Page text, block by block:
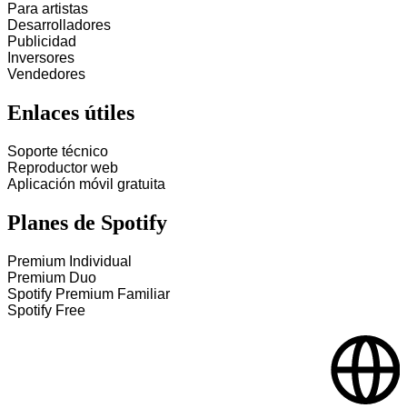
Para artistas
Desarrolladores
Publicidad
Inversores
Vendedores
Enlaces útiles
Soporte técnico
Reproductor web
Aplicación móvil gratuita
Planes de Spotify
Premium Individual
Premium Duo
Spotify Premium Familiar
Spotify Free